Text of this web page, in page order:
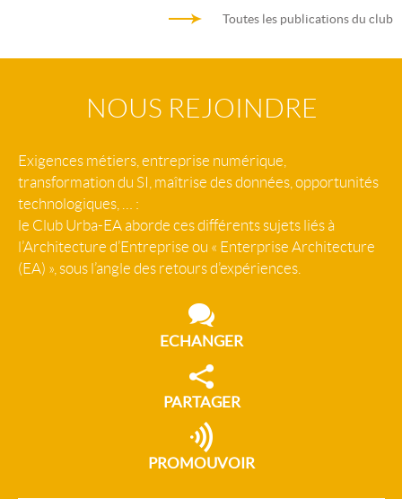
Toutes les publications du club
NOUS REJOINDRE
Exigences métiers, entreprise numérique,
transformation du SI, maîtrise des données, opportunités
technologiques, … :
le Club Urba-EA aborde ces différents sujets liés à
l’Architecture d’Entreprise ou « Enterprise Architecture
(EA) », sous l’angle des retours d’expériences.
ECHANGER
PARTAGER
PROMOUVOIR